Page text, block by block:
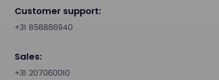
Customer support:
+31 858886940
Sales:
+31 207060010